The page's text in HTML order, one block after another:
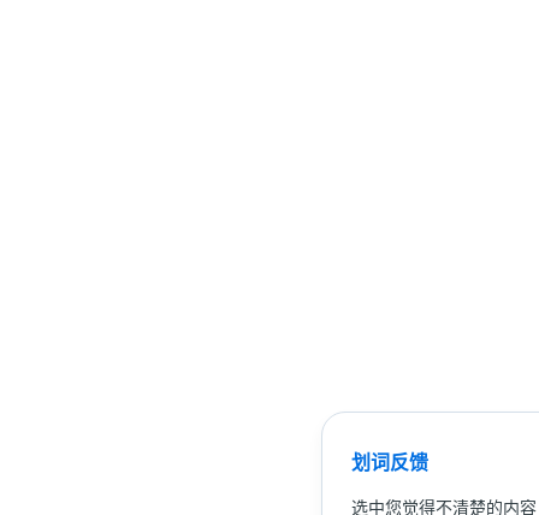
划词反馈
选中您觉得不清楚的内